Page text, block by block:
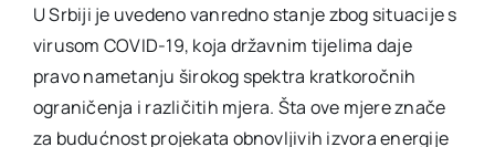
U Srbiji je uvedeno vanredno stanje zbog situacije s
virusom COVID-19, koja državnim tijelima daje
pravo nametanju širokog spektra kratkoročnih
ograničenja i različitih mjera. Šta ove mjere znače
za budućnost projekata obnovljivih izvora energije